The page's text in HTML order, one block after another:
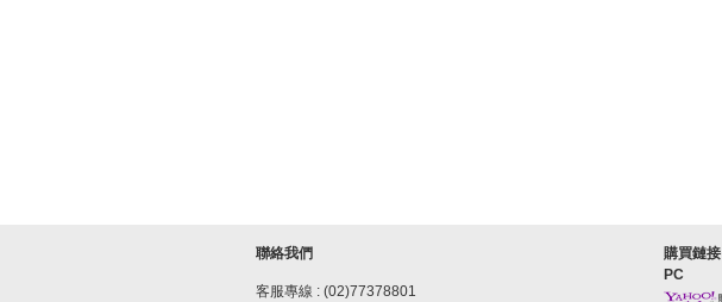
聯絡我們
客服專線 : (02)77378801
購買鏈接
PC